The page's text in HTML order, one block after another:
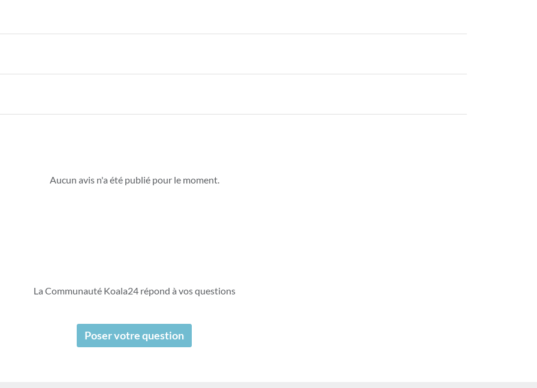
Aucun avis n'a été publié pour le moment.
La Communauté Koala24 répond à vos questions
Poser votre question